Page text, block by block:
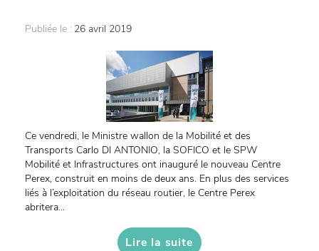
Publiée le : 26 avril 2019
Ce vendredi, le Ministre wallon de la Mobilité et des
Transports Carlo DI ANTONIO, la SOFICO et le SPW
Mobilité et Infrastructures ont inauguré le nouveau Centre
Perex, construit en moins de deux ans. En plus des services
liés à l’exploitation du réseau routier, le Centre Perex
abritera...
Lire la suite